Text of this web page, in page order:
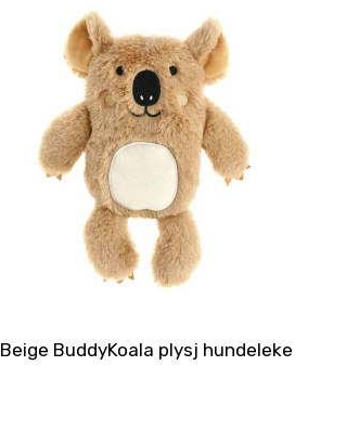
Beige BuddyKoala plysj hundeleke